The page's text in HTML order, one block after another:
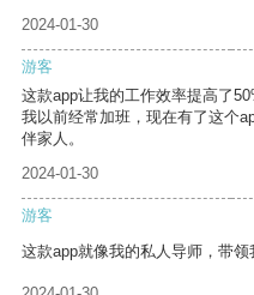
2024-01-30
游客
这款app让我的工作效率提高了
我以前经常加班，现在有了这个
伴家人。
2024-01-30
游客
这款app就像我的私人导师，带领